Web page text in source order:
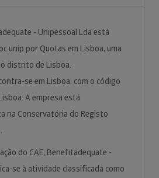
- Unipessoal Lda está
Quotas em Lisboa, uma
distrito de Lisboa.
se em Lisboa, com o código
A empresa está
na Conservatória do Registo
do CAE, Benefitadequate -
se à atividade classificada como